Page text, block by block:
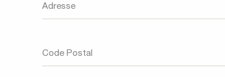
Adresse
Code Postal